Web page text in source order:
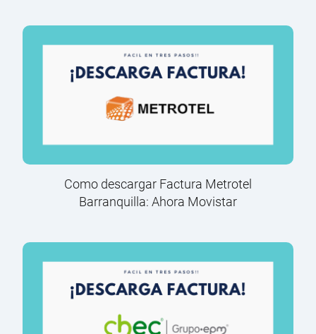
Como descargar Factura Metrotel
Barranquilla: Ahora Movistar